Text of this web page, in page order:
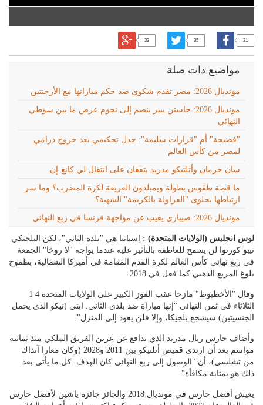
21
35
33
مواضيع ذات صلة
مونديال 2026: مصر تقدم شكوى ضد حكم مباراتها مع الأرجنتين
مونديال 2026: جاستن بيبر ينضم إلى نجوم عرض ما بين شوطي
النهائي
"فضيحة" أم "قرارات سليمة": جدل تحكيمي بعد خروج درامي
لمصر من كأس العالم
سان جرمان وأتلتيكو مدريد يتفقان على انتقال لي كانغ-إن
ما قصة طقوس بطولة ويمبلدون العريقة لكرة المضرب؟ وما سر
ارتباطها بحلوى "الفراولة بالكريمة" الشهية؟
مونديال 2026: صيباري يغيب عن مواجهة فرنسا في ربع النهائي
لوس انجليس (الولايات المتحدة) :
إسبانيا هي "بلده الثاني"، لكن البلجيكي
تيبو كورتوا لن يسمح للعاطفة بالتأثير عليه عندما يواجه "لا روخا" الجمعة
في ربع نهائي كأس العالم لكرة القدم المقامة في أميركا الشمالية، بطموح
بلوغ المربع الذهبي كما فعل في 2018.
وقال "الأخطبوط" مازحا عقب الفوز الكبير على الولايات المتحدة 4 1
الثلاثاء في ثمن النهائي "إنها مباراة ضد بلدي الثاني. ابني (نيكو الذي يحمل
الجنسيتين) سيشجع بلجيكا، وإلا فلن يعود إلى المنزل".
وأضاف حارس ريال مدريد الذي يدافع عن عرين الفريق الملكي منذ ثمانية
مواسم بعد أن ارتدى قميص أتلتيكو بين 2011 و2028 (وكان معارا آنذاك
من تشلسي)، أن "الوصول إلى ربع النهائي كان الهدف. كل ما يأتي بعد
ذلك هو بمثابة مكافأة".
يعيش أفضل حارس في مونديال 2018 والحائز جائزة ياشين لأفضل حارس